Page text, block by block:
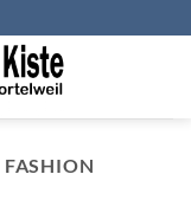
FASHION